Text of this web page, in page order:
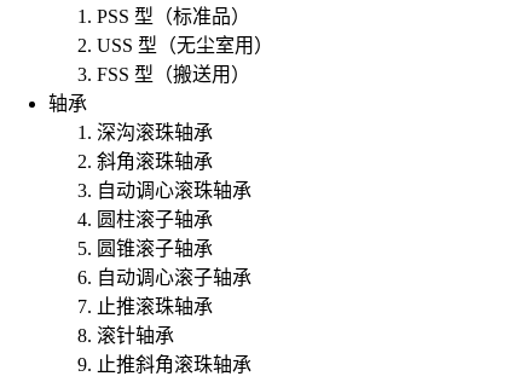
PSS 型（标准品）
USS 型（无尘室用）
FSS 型（搬送用）
轴承
深沟滚珠轴承
斜角滚珠轴承
自动调心滚珠轴承
圆柱滚子轴承
圆锥滚子轴承
自动调心滚子轴承
止推滚珠轴承
滚针轴承
止推斜角滚珠轴承